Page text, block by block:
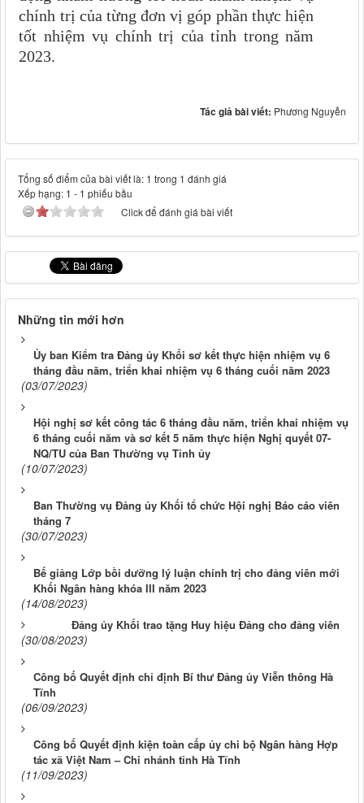
chính trị của từng đơn vị góp phần thực hiện
tốt nhiệm vụ chính trị của tỉnh trong năm
2023.
Tác giả bài viết: Phương Nguyễn
Tổng số điểm của bài viết là: 1 trong 1 đánh giá
Xếp hạng: 1 - 1 phiếu bầu
Click để đánh giá bài viết
Những tin mới hơn
Ủy ban Kiểm tra Đảng ủy Khối sơ kết thực hiện nhiệm vụ 6
tháng đầu năm, triển khai nhiệm vụ 6 tháng cuối năm 2023
(03/07/2023)
Hội nghị sơ kết công tác 6 tháng đầu năm, triển khai nhiệm vụ
6 tháng cuối năm và sơ kết 5 năm thực hiện Nghị quyết 07-
NQ/TU của Ban Thường vụ Tỉnh ủy
(10/07/2023)
Ban Thường vụ Đảng ủy Khối tổ chức Hội nghị Báo cáo viên
tháng 7
(30/07/2023)
Bế giảng Lớp bồi dưỡng lý luận chính trị cho đảng viên mới
Khối Ngân hàng khóa III năm 2023
(14/08/2023)
Đảng ủy Khối trao tặng Huy hiệu Đảng cho đảng viên
(30/08/2023)
Công bố Quyết định chỉ định Bí thư Đảng ủy Viễn thông Hà
Tĩnh
(06/09/2023)
Công bố Quyết định kiện toàn cấp ủy chi bộ Ngân hàng Hợp
tác xã Việt Nam – Chi nhánh tỉnh Hà Tĩnh
(11/09/2023)